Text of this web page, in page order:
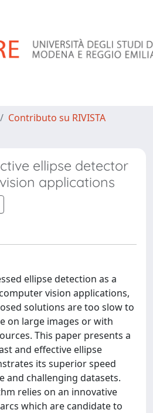
Contributo su RIVISTA
ellipse detector
applications
ellipse detection as a
vision applications,
solutions are too slow to
on large images or with
This paper presents a
and effective ellipse
its superior speed
and challenging datasets.
relies on an innovative
which are candidate to